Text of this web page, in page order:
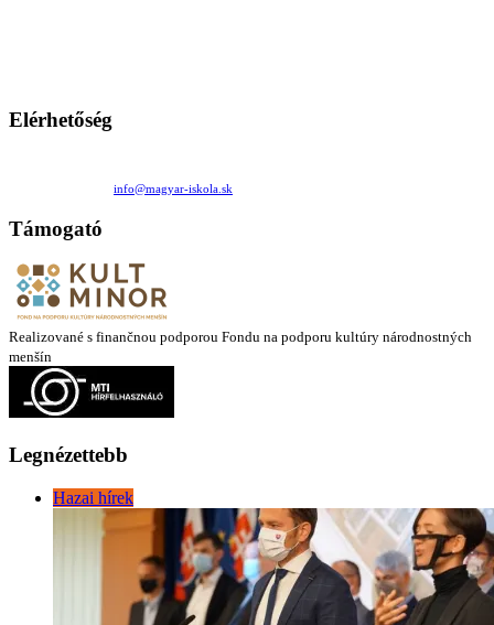
Elérhetőség
info@magyar-iskola.sk
Támogató
Realizované s finančnou podporou Fondu na podporu kultúry národnostných
menšín
Legnézettebb
Hazai hírek